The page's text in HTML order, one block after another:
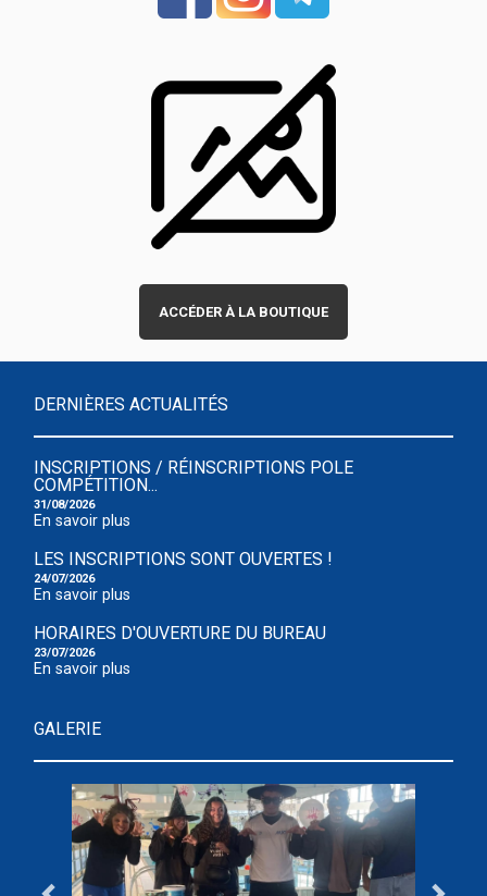
ACCÉDER À LA BOUTIQUE
DERNIÈRES ACTUALITÉS
INSCRIPTIONS / RÉINSCRIPTIONS POLE
COMPÉTITION...
31/08/2026
En savoir plus
LES INSCRIPTIONS SONT OUVERTES !
24/07/2026
En savoir plus
HORAIRES D'OUVERTURE DU BUREAU
23/07/2026
En savoir plus
GALERIE